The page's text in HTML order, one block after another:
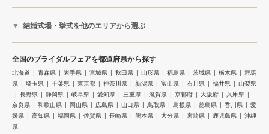
結婚式場・挙式を他のエリアから選ぶ
全国のブライダルフェアを都道府県から探す
北海道 青森県 岩手県 宮城県 秋田県 山形県 福島県 茨城県 栃木県
群馬
県
埼玉県 千葉県 東京都 神奈川県 新潟県 富山県 石川県 福井県
山梨県
長野県
静岡県 岐阜県 愛知県 三重県 滋賀県 京都府 大阪府
兵庫県
奈良県
和歌山県 岡山県 広島県 山口県 鳥取県 島根県 徳島県 香川県
愛
媛県
高知県 福岡県 佐賀県 長崎県 熊本県 大分県 宮崎県 鹿児島県
沖縄
県